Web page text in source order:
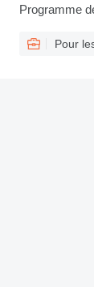
Programme
Pour